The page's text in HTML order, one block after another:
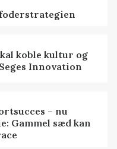
koble kultur og
Innovation
– nu
Gammel sæd kan